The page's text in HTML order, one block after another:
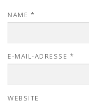
NAME *
E-MAIL-ADRESSE *
WEBSITE